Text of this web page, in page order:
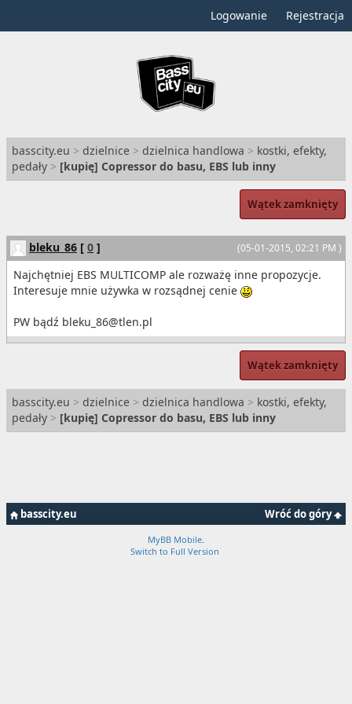
Logowanie Rejestracja
basscity.eu > dzielnice > dzielnica handlowa > kostki, efekty,
pedały > [kupię] Copressor do basu, EBS lub inny
Wątek zamknięty
(05-01-2015, 02:21 PM )
bleku_86 [ 0 ]
Najchętniej EBS MULTICOMP ale rozważę inne propozycje.
Interesuje mnie używka w rozsądnej cenie
PW bądź bleku_86@tlen.pl
Wątek zamknięty
basscity.eu > dzielnice > dzielnica handlowa > kostki, efekty,
pedały > [kupię] Copressor do basu, EBS lub inny
Wróć do góry
basscity.eu
MyBB Mobile.
Switch to Full Version